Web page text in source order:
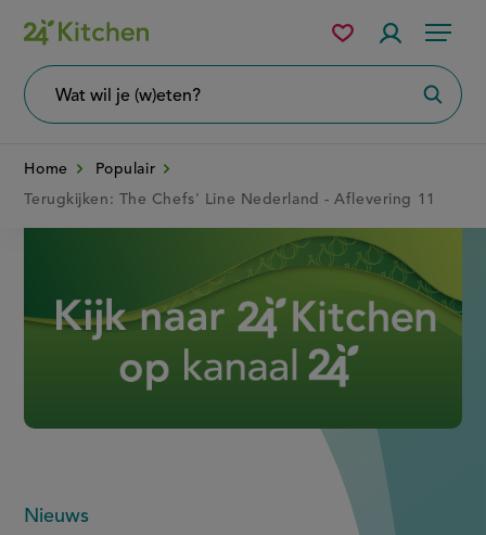
Overslaan
en
naar
Menu
wil
Mijn
bewaarde
Home
Populair
Terugkijken: The Chefs' Line Nederland - Aflevering 11
Terugkijken:
Nieuws